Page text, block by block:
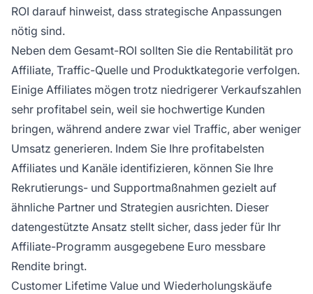
ROI darauf hinweist, dass strategische Anpassungen
nötig sind.
Neben dem Gesamt-ROI sollten Sie die Rentabilität pro
Affiliate, Traffic-Quelle und Produktkategorie verfolgen.
Einige Affiliates mögen trotz niedrigerer Verkaufszahlen
sehr profitabel sein, weil sie hochwertige Kunden
bringen, während andere zwar viel Traffic, aber weniger
Umsatz generieren. Indem Sie Ihre profitabelsten
Affiliates und Kanäle identifizieren, können Sie Ihre
Rekrutierungs- und Supportmaßnahmen gezielt auf
ähnliche Partner und Strategien ausrichten. Dieser
datengestützte Ansatz stellt sicher, dass jeder für Ihr
Affiliate-Programm ausgegebene Euro messbare
Rendite bringt.
Customer Lifetime Value und Wiederholungskäufe